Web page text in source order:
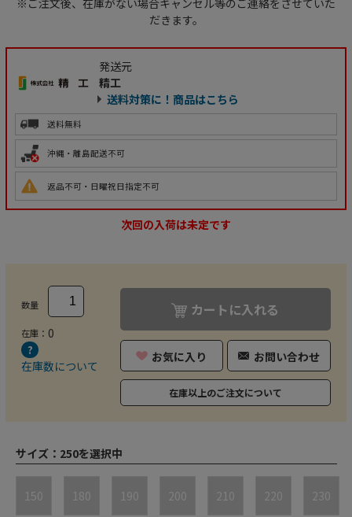
※ご注文後、在庫がない場合キャンセル等のご連絡をさせていた
だきます。
発送元
精工
送料対策に！商品はこちら
送料無料
沖縄・離島配送不可
返品不可・日曜祝日指定不可
次回の入荷は未定です
数量
在庫： 0
在庫数について
カートに入れる
お気に入り お問い合わせ
在庫以上のご注文について
サイズ： 250を選択中
150 180 190 200 210 220 230